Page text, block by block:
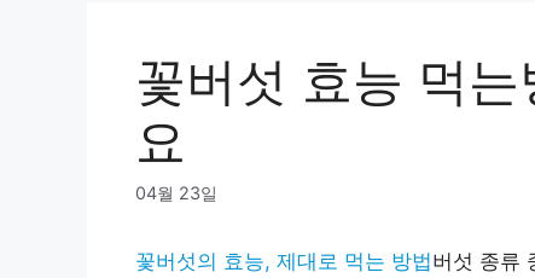
꽃버섯 효능 먹
요
04월 23일
꽃버섯의 효능, 제대로 먹는 방법버섯 종류